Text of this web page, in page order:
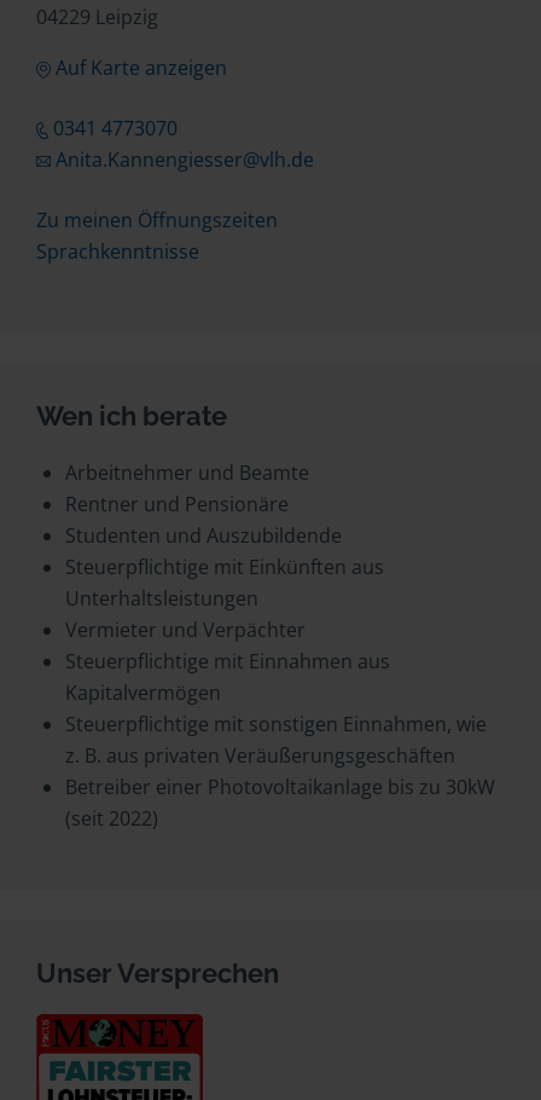
04229 Leipzig
Auf Karte anzeigen
0341 4773070
Anita.Kannengiesser@vlh.de
Zu meinen Öffnungszeiten
Sprachkenntnisse
Wen ich berate
Arbeitnehmer und Beamte
Rentner und Pensionäre
Studenten und Auszubildende
Steuerpflichtige mit Einkünften aus
Unterhaltsleistungen
Vermieter und Verpächter
Steuerpflichtige mit Einnahmen aus
Kapitalvermögen
Steuerpflichtige mit sonstigen Einnahmen, wie
z. B. aus privaten Veräußerungsgeschäften
Betreiber einer Photovoltaikanlage bis zu 30kW
(seit 2022)
Unser Versprechen